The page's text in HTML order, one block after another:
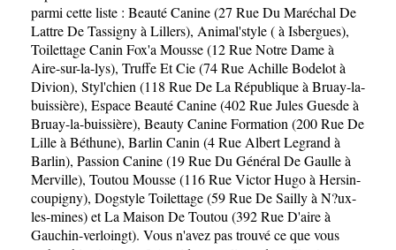
parmi cette liste : Beauté Canine (27 Rue Du Maréchal De
Lattre De Tassigny à Lillers), Animal'style ( à Isbergues),
Toilettage Canin Fox'a Mousse (12 Rue Notre Dame à
Aire-sur-la-lys), Truffe Et Cie (74 Rue Achille Bodelot à
Divion), Styl'chien (118 Rue De La République à Bruay-la-
buissière), Espace Beauté Canine (402 Rue Jules Guesde à
Bruay-la-buissière), Beauty Canine Formation (200 Rue De
Lille à Béthune), Barlin Canin (4 Rue Albert Legrand à
Barlin), Passion Canine (19 Rue Du Général De Gaulle à
Merville), Toutou Mousse (116 Rue Victor Hugo à Hersin-
coupigny), Dogstyle Toilettage (59 Rue De Sailly à N?ux-
les-mines)etLa Maison De Toutou (392 Rue D'aire à
Gauchin-verloingt). Vous n'avez pas trouvé ce que vous